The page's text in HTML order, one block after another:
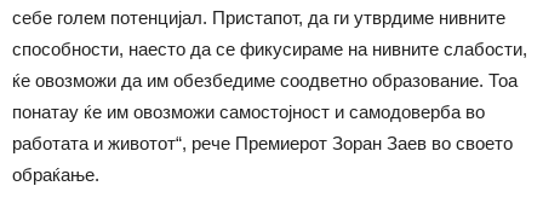
себе голем потенцијал. Пристапот, да ги утврдиме нивните
способности, наесто да се фикусираме на нивните слабости,
ќе овозможи да им обезбедиме соодветно образование. Тоа
понатау ќе им овозможи самостојност и самодоверба во
работата и животот“, рече Премиерот Зоран Заев во своето
обраќање.